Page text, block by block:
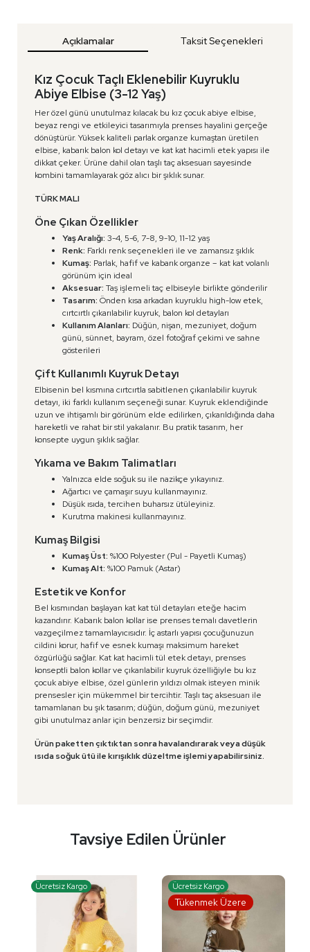
Açıklamalar Taksit Seçenekleri
Kız Çocuk Taçlı Eklenebilir Kuyruklu
Abiye Elbise (3-12 Yaş)
Her özel günü unutulmaz kılacak bu kız çocuk abiye elbise,
beyaz rengi ve etkileyici tasarımıyla prenses hayalini gerçeğe
dönüştürür. Yüksek kaliteli parlak organze kumaştan üretilen
elbise, kabarık balon kol detayı ve kat kat hacimli etek yapısı ile
dikkat çeker. Ürüne dahil olan taşlı taç aksesuarı sayesinde
kombini tamamlayarak göz alıcı bir şıklık sunar.
TÜRK MALI
Öne Çıkan Özellikler
Yaş Aralığı: 3-4, 5-6, 7-8, 9-10, 11-12 yaş
Renk: Farklı renk seçenekleri ile ve zamansız şıklık
Kumaş: Parlak, hafif ve kabarık organze – kat kat volanlı
görünüm için ideal
Aksesuar: Taş işlemeli taç elbiseyle birlikte gönderilir
Tasarım: Önden kısa arkadan kuyruklu high-low etek,
cırtcırtlı çıkarılabilir kuyruk, balon kol detayları
Kullanım Alanları: Düğün, nişan, mezuniyet, doğum
günü, sünnet, bayram, özel fotoğraf çekimi ve sahne
gösterileri
Çift Kullanımlı Kuyruk Detayı
Elbisenin bel kısmına cırtcırtla sabitlenen çıkarılabilir kuyruk
detayı, iki farklı kullanım seçeneği sunar. Kuyruk eklendiğinde
uzun ve ihtişamlı bir görünüm elde edilirken, çıkarıldığında daha
hareketli ve rahat bir stil yakalanır. Bu pratik tasarım, her
konsepte uygun şıklık sağlar.
Yıkama ve Bakım Talimatları
Yalnızca elde soğuk su ile nazikçe yıkayınız.
Ağartıcı ve çamaşır suyu kullanmayınız.
Düşük ısıda, tercihen buharsız ütüleyiniz.
Kurutma makinesi kullanmayınız.
Kumaş Bilgisi
Kumaş Üst: %100 Polyester (Pul - Payetli Kumaş)
Kumaş Alt: %100 Pamuk (Astar)
Estetik ve Konfor
Bel kısmından başlayan kat kat tül detayları eteğe hacim
kazandırır. Kabarık balon kollar ise prenses temalı davetlerin
vazgeçilmez tamamlayıcısıdır. İç astarlı yapısı çocuğunuzun
cildini korur, hafif ve esnek kumaşı maksimum hareket
özgürlüğü sağlar. Kat kat hacimli tül etek detayı, prenses
konseptli balon kollar ve çıkarılabilir kuyruk özelliğiyle bu kız
çocuk abiye elbise, özel günlerin yıldızı olmak isteyen minik
prensesler için mükemmel bir tercihtir. Taşlı taç aksesuarı ile
tamamlanan bu şık tasarım; düğün, doğum günü, mezuniyet
gibi unutulmaz anlar için benzersiz bir seçimdir.
Ürün paketten çıktıktan sonra havalandırarak veya düşük
ısıda soğuk ütü ile kırışıklık düzeltme işlemi yapabilirsiniz.
Tavsiye Edilen Ürünler
Ücretsiz Kargo Ücretsiz Kargo
Tükenmek Üzere